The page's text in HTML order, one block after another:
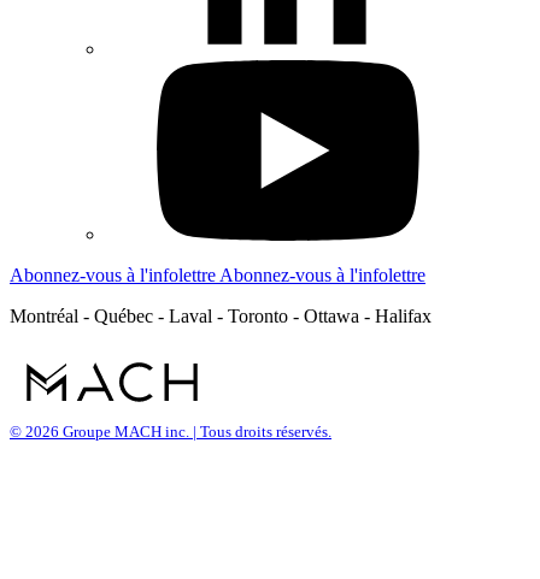
Abonnez-vous à l'infolettre Abonnez-vous à l'infolettre
Montréal - Québec - Laval - Toronto - Ottawa - Halifax
© 2026 Groupe MACH inc. | Tous droits réservés.